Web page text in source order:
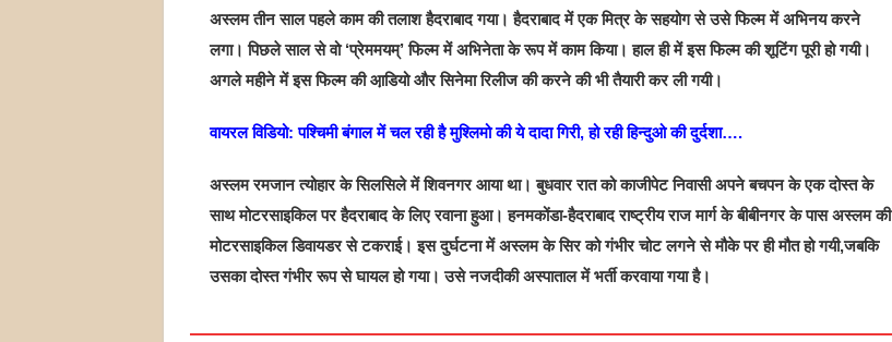
अस्लम तीन साल पहले काम की तलाश हैदराबाद गया। हैदराबाद में एक मित्र के सहयोग से उसे फिल्म में अभिनय करने
लगा। पिछले साल से वो ‘प्रेममयम्’ फिल्म में अभिनेता के रूप में काम किया। हाल ही में इस फिल्म की शूटिंग पूरी हो गयी।
अगले महीने में इस फिल्म की आ़डियो और सिनेमा रिलीज की करने की भी तैयारी कर ली गयी।
वायरल विडियो: पश्चिमी बंगाल में चल रही है मुश्लिमो की ये दादा गिरी, हो रही हिन्दुओ की दुर्दशा….
अस्लम रमजान त्योहार के सिलसिले में शिवनगर आया था। बुधवार रात को काजीपेट निवासी अपने बचपन के एक दोस्त के
साथ मोटरसाइकिल पर हैदराबाद के लिए रवाना हुआ। हनमकोंडा-हैदराबाद राष्ट्रीय राज मार्ग के बीबीनगर के पास अस्लम की
मोटरसाइकिल डिवायडर से टकराई। इस दुर्घटना में अस्लम के सिर को गंभीर चोट लगने से मौके पर ही मौत हो गयी,जबकि
उसका दोस्त गंभीर रूप से घायल हो गया। उसे नजदीकी अस्पाताल में भर्ती करवाया गया है।